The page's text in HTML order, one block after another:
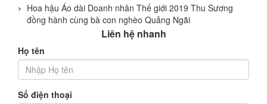
Hoa hậu Áo dài Doanh nhân Thế giới 2019 Thu Sương
đồng hành cùng bà con nghèo Quảng Ngãi
Liên hệ nhanh
Họ tên
Số điện thoại